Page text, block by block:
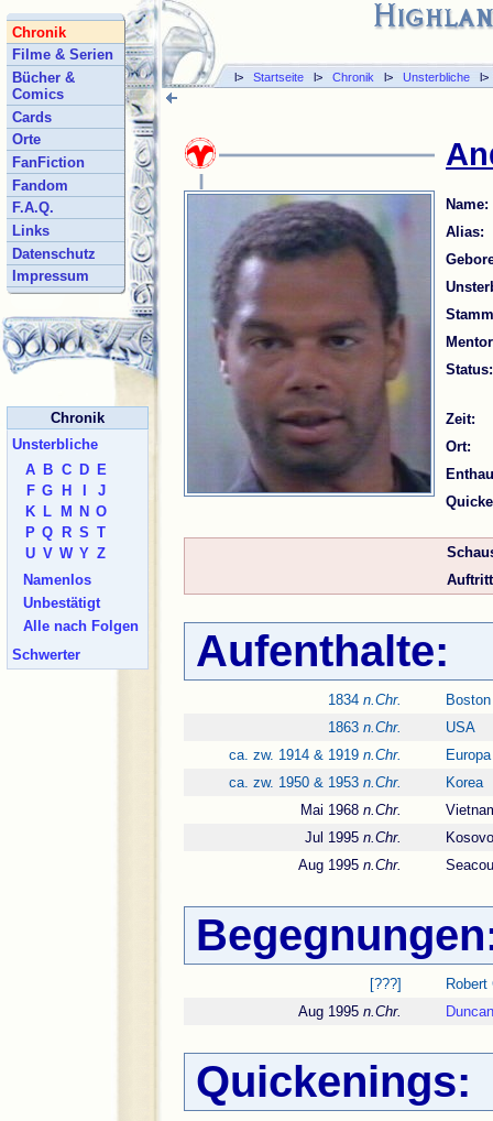
l> Startseite l> Chronik l> Unsterbliche
Name:
Alias:
Status:
Zeit:
Ort:
Aufenthalte:
1834 n.Chr.
1863 n.Chr.
USA
ca. zw. 1914 & 1919 n.Chr.
Europa
ca. zw. 1950 & 1953 n.Chr.
Korea
Mai 1968 n.Chr.
Jul 1995 n.Chr.
Aug 1995 n.Chr.
[???]
Robert
Aug 1995 n.Chr.
Quickenings:
Chronik
Filme & Serien
Bücher &
Comics
Cards
Orte
FanFiction
Fandom
F.A.Q.
Links
Datenschutz
Impressum
Chronik
Unsterbliche
A B C D E
F G H
J
K L M N O
P Q R S T
U V W Y Z
Namenlos
Unbestätigt
Alle nach Folgen
Schwerter